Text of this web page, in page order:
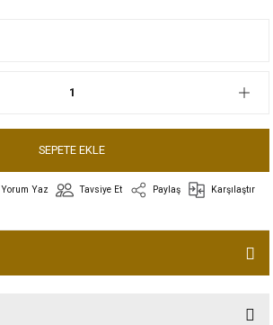
SEPETE EKLE
Yorum Yaz Tavsiye Et Paylaş Karşılaştır